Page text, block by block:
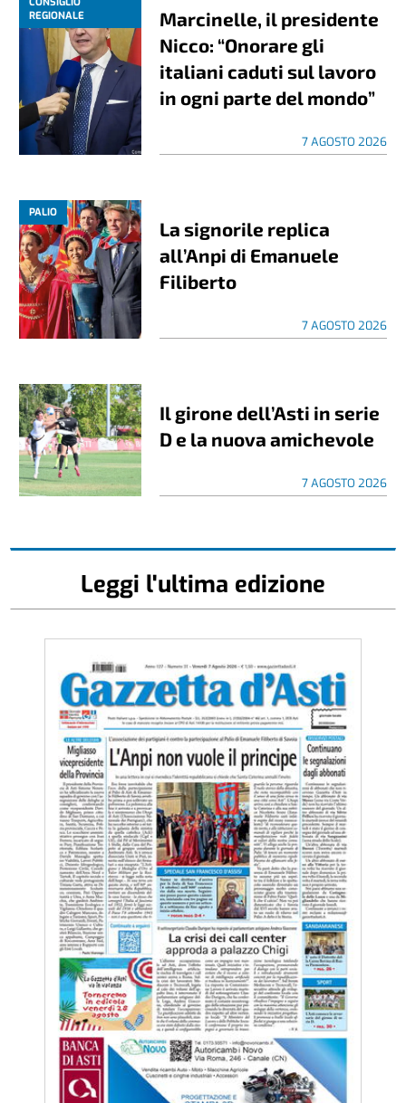
REGIONALE
Marcinelle, il presidente
Nicco: “Onorare gli
italiani caduti sul lavoro
in ogni parte del mondo”
7 AGOSTO 2026
PALIO
La signorile replica
all’Anpi di Emanuele
Filiberto
7 AGOSTO 2026
Il girone dell’Asti in serie
D e la nuova amichevole
7 AGOSTO 2026
Leggi l'ultima edizione